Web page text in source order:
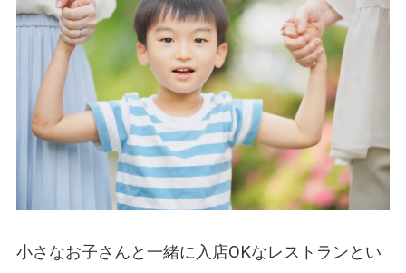
小さなお子さんと一緒に入店OKなレストランとい